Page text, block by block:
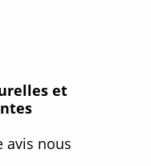
et
avis nous